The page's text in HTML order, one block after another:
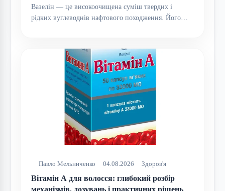
Вазелін — це високоочищена суміш твердих і
рідких вуглеводнів нафтового походження. Його…
Павло Мельниченко 04.08.2026 Здоров'я
Вітамін А для волосся: глибокий розбір
механізмів, дозувань і практичних рішень